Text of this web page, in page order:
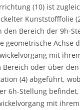
(10) ist
Kunststofffolie
den Bereich der 9h-
Achse
mit
oder über
(4) abgeführt,
6h-Stellung befindet,
mit